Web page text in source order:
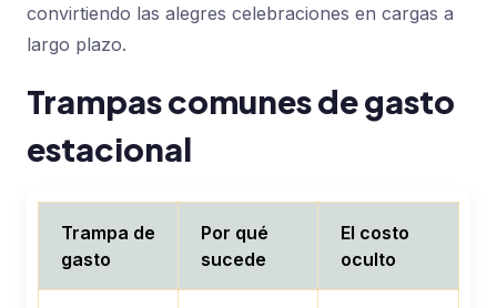
convirtiendo las alegres celebraciones en cargas a
largo plazo.
Trampas comunes de gasto
estacional
Trampa de
gasto
Por qué
sucede
El costo
oculto